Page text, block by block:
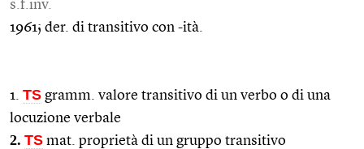
s.f.inv.
1961; der. di transitivo con -ità.
1. TS gramm. valore transitivo di un verbo o di una
locuzione verbale
2. TS mat. proprietà di un gruppo transitivo